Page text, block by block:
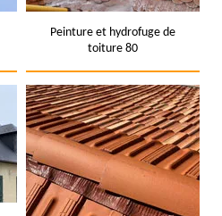
Peinture et hydrofuge de
toiture 80